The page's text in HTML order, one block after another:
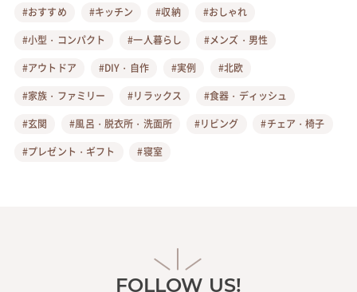
#おすすめ #キッチン #収納
#おしゃれ
#小型・コンパクト
#一人暮らし
#メンズ・男性
#アウトドア
#DIY・自作 #実例
#北欧
#家族・ファミリー
#リラックス
#食器・ディッシュ
#玄関
#風呂・脱衣所・洗面所 #リビング
#チェア・椅子
#プレゼント・ギフト
#寝室
FOLLOW US!